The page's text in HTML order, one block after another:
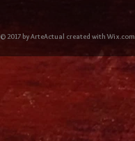
© 2017 by ArteActual created with Wix.com